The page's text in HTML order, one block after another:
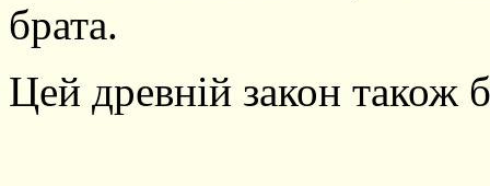
брата.
Цей древній закон також